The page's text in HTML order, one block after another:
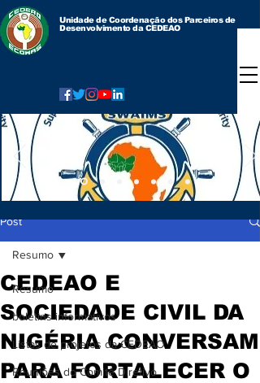
Unidade de Coordenação dos Parceiros de
Desenvolvimento da CEDEAO
Post
Resumo
boletins informativos
Listas de projetos da CEDEAO
Reuniões do Comitê Diretivo
Resumo
CEDEAO E
SOCIEDADE CIVIL DA
NIGÉRIA CONVERSAM
PARA FORTALECER O